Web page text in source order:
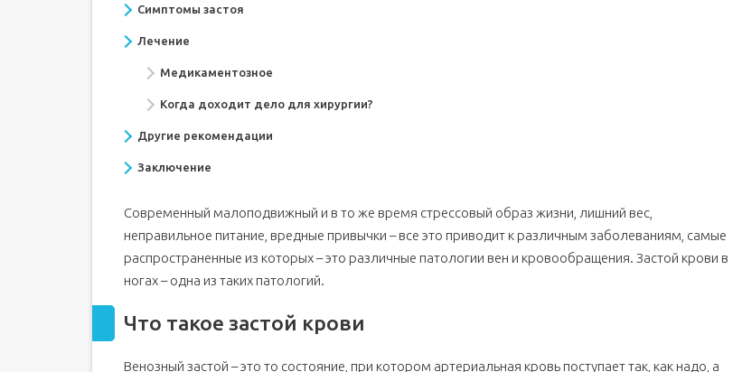
Симптомы застоя
Лечение
Медикаментозное
Когда доходит дело для хирургии?
Другие рекомендации
Заключение
Современный малоподвижный и в то же время стрессовый образ жизни, лишний вес,
неправильное питание, вредные привычки – все это приводит к различным заболеваниям, самые
распространенные из которых – это различные патологии вен и кровообращения. Застой крови в
ногах – одна из таких патологий.
Что такое застой крови
Венозный застой – это то состояние, при котором артериальная кровь поступает так, как надо, а